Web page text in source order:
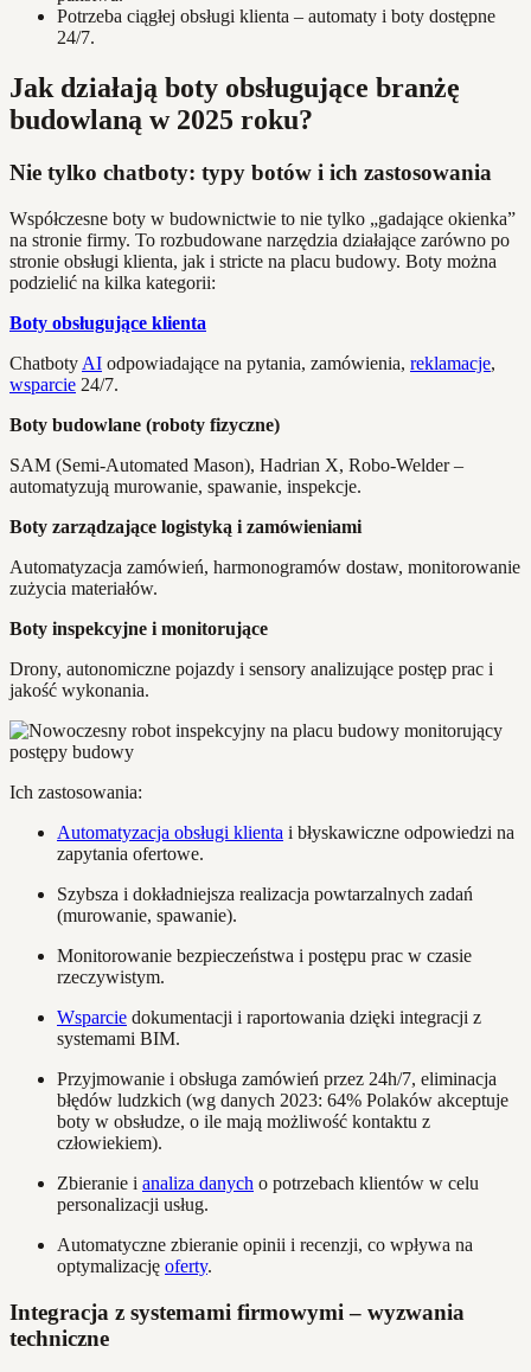
Potrzeba ciągłej obsługi klienta – automaty i boty dostępne
24/7.
Jak działają boty obsługujące branżę
budowlaną w 2025 roku?
Nie tylko chatboty: typy botów i ich zastosowania
Współczesne boty w budownictwie to nie tylko „gadające okienka”
na stronie firmy. To rozbudowane narzędzia działające zarówno po
stronie obsługi klienta, jak i stricte na placu budowy. Boty można
podzielić na kilka kategorii:
Boty obsługujące klienta
Chatboty AI odpowiadające na pytania, zamówienia, reklamacje,
wsparcie 24/7.
Boty budowlane (roboty fizyczne)
SAM (Semi-Automated Mason), Hadrian X, Robo-Welder –
automatyzują murowanie, spawanie, inspekcje.
Boty zarządzające logistyką i zamówieniami
Automatyzacja zamówień, harmonogramów dostaw, monitorowanie
zużycia materiałów.
Boty inspekcyjne i monitorujące
Drony, autonomiczne pojazdy i sensory analizujące postęp prac i
jakość wykonania.
Ich zastosowania:
Automatyzacja obsługi klienta i błyskawiczne odpowiedzi na
zapytania ofertowe.
Szybsza i dokładniejsza realizacja powtarzalnych zadań
(murowanie, spawanie).
Monitorowanie bezpieczeństwa i postępu prac w czasie
rzeczywistym.
Wsparcie dokumentacji i raportowania dzięki integracji z
systemami BIM.
Przyjmowanie i obsługa zamówień przez 24h/7, eliminacja
błędów ludzkich (wg danych 2023: 64% Polaków akceptuje
boty w obsłudze, o ile mają możliwość kontaktu z
człowiekiem).
Zbieranie i analiza danych o potrzebach klientów w celu
personalizacji usług.
Automatyczne zbieranie opinii i recenzji, co wpływa na
optymalizację oferty.
Integracja z systemami firmowymi – wyzwania
techniczne